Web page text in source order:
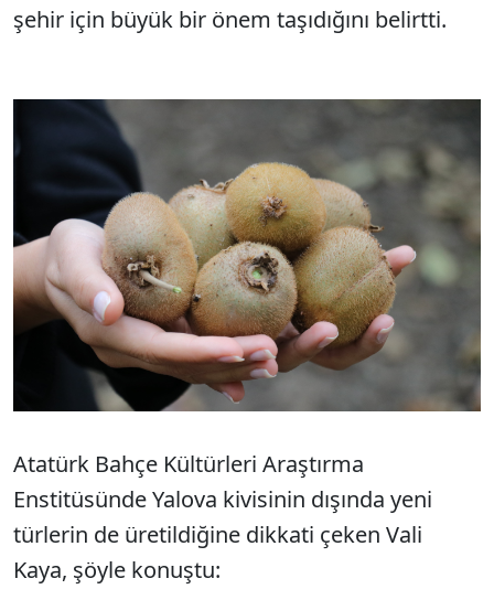
şehir için büyük bir önem taşıdığını belirtti.
Atatürk Bahçe Kültürleri Araştırma
Enstitüsünde Yalova kivisinin dışında yeni
türlerin de üretildiğine dikkati çeken Vali
Kaya, şöyle konuştu: